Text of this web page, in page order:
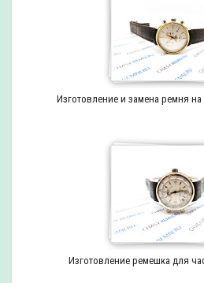
Изготовление и замена ремня на
Изготовление ремешка для